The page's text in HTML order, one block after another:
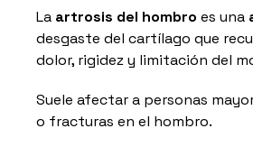
La artrosis del hombro es una
desgaste del cartílago que
dolor, rigidez y limitación del
Suele afectar a personas
o fracturas en el hombro.